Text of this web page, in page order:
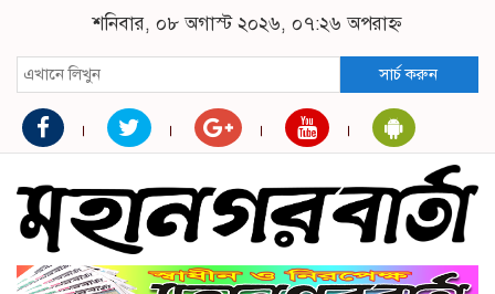
শনিবার, ০৮ অগাস্ট ২০২৬, ০৭:২৬ অপরাহ্ন
সার্চ করুন